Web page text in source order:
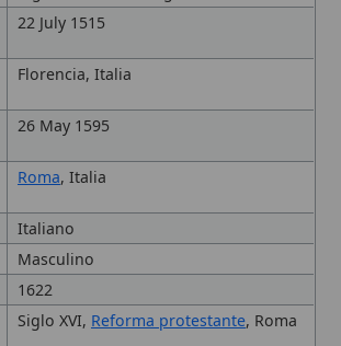
26 May 1595
Roma, Italia
Italiano
Masculino
1622
Siglo XVI, Reforma protestante
Ilustra lateología
sobrenatural y refuerza la
San Felipe Neri
Papa Juan Pablo II
Copatrono de Roma